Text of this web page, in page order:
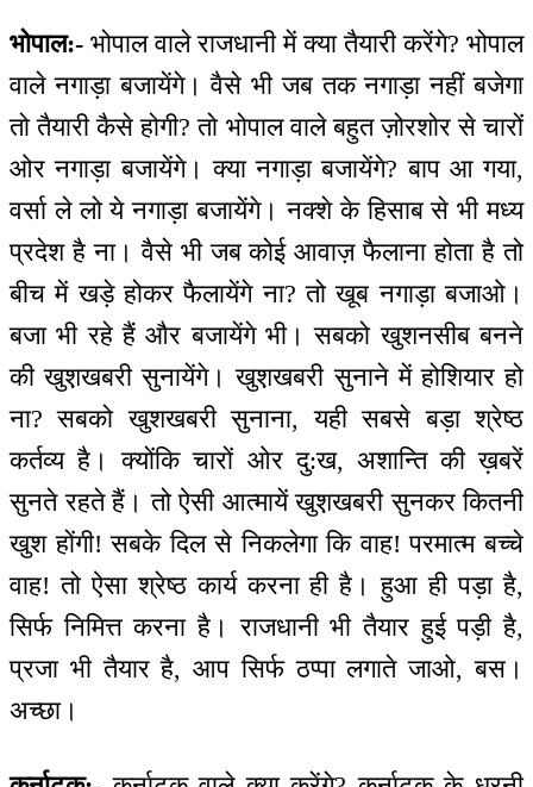
भोपाल:- भोपाल वाले राजधानी में क्या तैयारी करेंगे? भोपाल
वाले नगाड़ा बजायेंगे। वैसे भी जब तक नगाड़ा नहीं बजेगा
तो तैयारी कैसे होगी? तो भोपाल वाले बहुत ज़ोरशोर से चारों
ओर नगाड़ा बजायेंगे। क्या नगाड़ा बजायेंगे? बाप आ गया,
वर्सा ले लो ये नगाड़ा बजायेंगे। नक्शे के हिसाब से भी मध्य
प्रदेश है ना। वैसे भी जब कोई आवाज़ फैलाना होता है तो
बीच में खड़े होकर फैलायेंगे ना? तो खूब नगाड़ा बजाओ।
बजा भी रहे हैं और बजायेंगे भी। सबको खुशनसीब बनने
की खुश़खबरी सुनायेंगे। खुश़खबरी सुनाने में होशियार हो
ना? सबको खुशखबरी सुनाना, यही सबसे बड़ा श्रेष्ठ
कर्तव्य है। क्योंकि चारों ओर दु:ख, अशान्ति की ख़बरें
सुनते रहते हैं। तो ऐसी आत्मायें खुश़खबरी सुनकर कितनी
खुश होंगी! सबके दिल से निकलेगा कि वाह! परमात्म बच्चे
वाह! तो ऐसा श्रेष्ठ कार्य करना ही है। हुआ ही पड़ा है,
सिर्फ निमित्त करना है। राजधानी भी तैयार हुई पड़ी है,
प्रजा भी तैयार है, आप सिर्फ ठप्पा लगाते जाओ, बस।
अच्छा।